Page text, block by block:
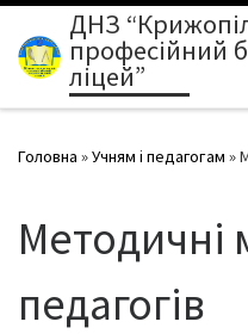
Перейти до вмісту
ДНЗ
професійний
ліцей”
Головна »Учням і педагогам »
Методичні
педагогів